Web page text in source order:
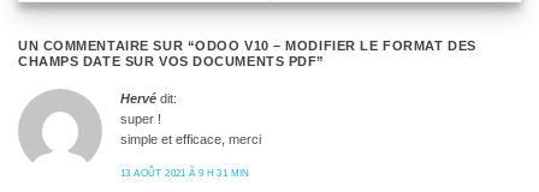
UN COMMENTAIRE SUR “ODOO V10 – MODIFIER LE FORMAT DES
CHAMPS DATE SUR VOS DOCUMENTS PDF”
Hervé dit:
super !
simple et efficace, merci
13 AOÛT 2021 À 9 H 31 MIN